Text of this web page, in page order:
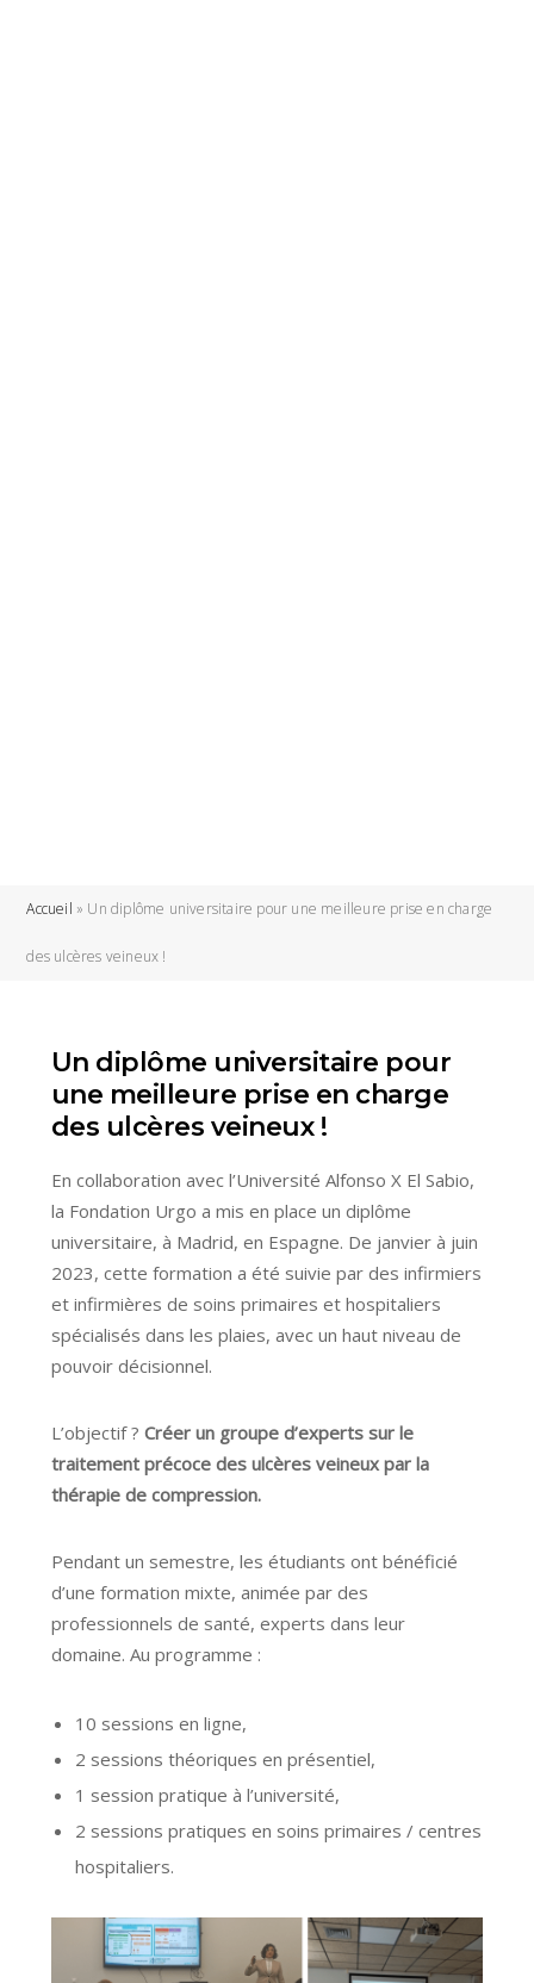
Accueil » Un diplôme universitaire pour une meilleure prise en charge
des ulcères veineux !
Un diplôme universitaire pour
une meilleure prise en charge
des ulcères veineux !
En collaboration avec l’Université Alfonso X El Sabio,
la Fondation Urgo a mis en place un diplôme
universitaire, à Madrid, en Espagne. De janvier à juin
2023, cette formation a été suivie par des infirmiers
et infirmières de soins primaires et hospitaliers
spécialisés dans les plaies, avec un haut niveau de
pouvoir décisionnel.
L’objectif ? Créer un groupe d’experts sur le
traitement précoce des ulcères veineux par la
thérapie de compression.
Pendant un semestre, les étudiants ont bénéficié
d’une formation mixte, animée par des
professionnels de santé, experts dans leur
domaine. Au programme :
10 sessions en ligne,
2 sessions théoriques en présentiel,
1 session pratique à l’université,
2 sessions pratiques en soins primaires / centres
hospitaliers.